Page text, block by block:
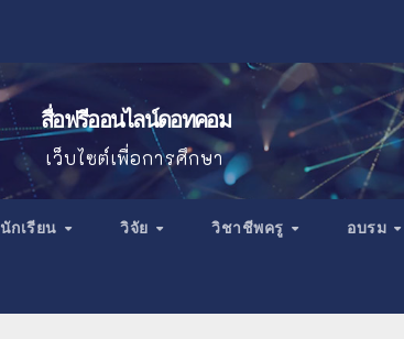
สื่อฟรีออนไลน์ดอทคอม
เว็บไซต์เพื่อการศึกษา
นักเรียน วิจัย วิชาชีพครู อบรม